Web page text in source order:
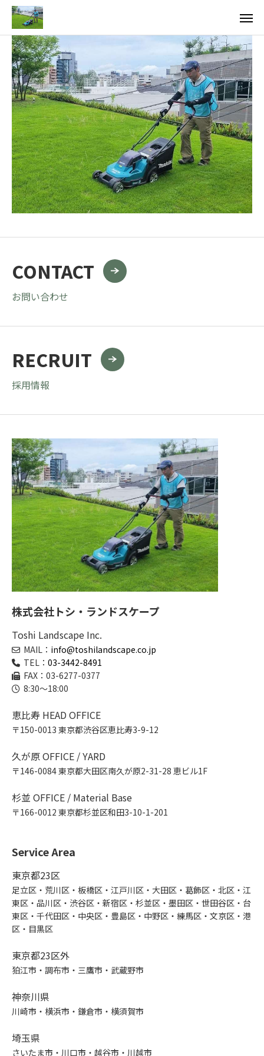
CONTACT
お問い合わせ
RECRUIT
採用情報
株式会社トシ・ランドスケープ
Toshi Landscape Inc.
MAIL： info@toshilandscape.co.jp
TEL： 03-3442-8491
FAX：03-6277-0377
8:30～18:00
恵比寿 HEAD OFFICE
〒150-0013 東京都渋谷区恵比寿3-9-12
久が原 OFFICE / YARD
〒146-0084 東京都大田区南久が原2-31-28 恵ビル1F
杉並 OFFICE / Material Base
〒166-0012 東京都杉並区和田3-10-1-201
Service Area
東京都23区
足立区・荒川区・板橋区・江戸川区・大田区・葛飾区・北区・江
東区・品川区・渋谷区・新宿区・杉並区・墨田区・世田谷区・台
東区・千代田区・中央区・豊島区・中野区・練馬区・文京区・港
区・目黒区
東京都23区外
狛江市・調布市・三鷹市・武蔵野市
神奈川県
川崎市・横浜市・鎌倉市・横須賀市
埼玉県
さいたま市・川口市・越谷市・川越市